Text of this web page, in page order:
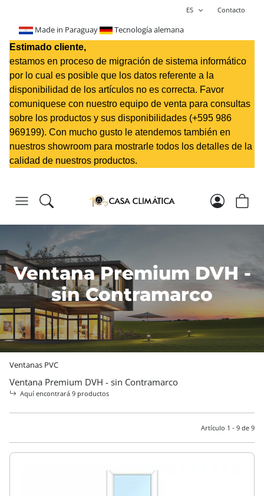
ES Contacto
Made in Paraguay Tecnología alemana
Estimado cliente,
estamos en proceso de migración de sistema informático
por lo cual es posible que los datos referente a la
disponibilidad de los artículos no es correcta. Favor
comuniquese con nuestro equipo de venta para consultas
sobre los productos y sus disponibilidades (+595 986
969199). Con mucho gusto le atendemos también en
nuestros showroom para mostrarle todos los detalles de la
calidad de nuestros productos.
Ventana Premium DVH -
sin Contramarco
Ventanas PVC
Ventana Premium DVH - sin Contramarco
Aquí encontrará 9 productos
Artículo 1 - 9 de 9